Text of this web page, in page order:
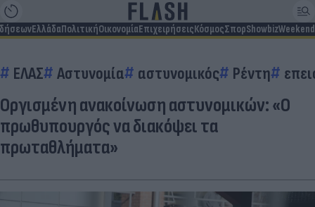
ΕλλάδαΠολιτικήΟικονομίαΕπιχειρήσειςΚόσμοςΣπορShowbizWeekend
ΕΛΑΣ Αστυνομία αστυνομικός Ρέντη
Οργισμένη ανακοίνωση αστυνομικών: «Ο
πρωθυπουργός να διακόψει τα
πρωταθλήματα»